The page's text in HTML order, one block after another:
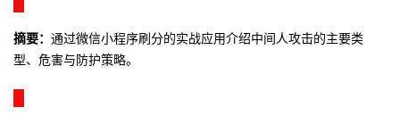
摘要： 通过微信小程序刷分的实战应用介绍中间人攻击的主要类
型、危害与防护策略。